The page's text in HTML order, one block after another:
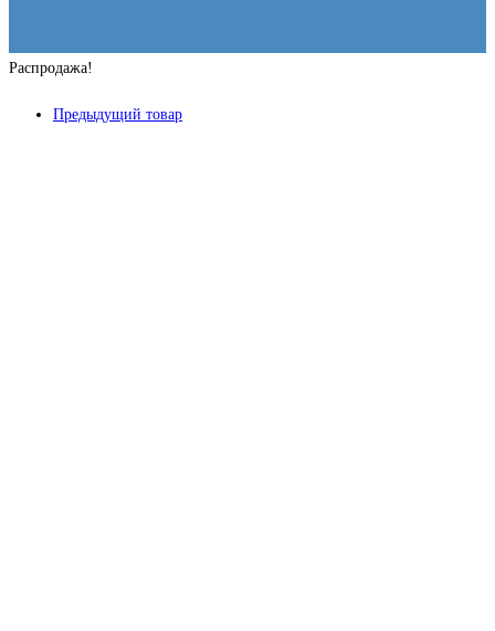
Распродажа!
Предыдущий товар